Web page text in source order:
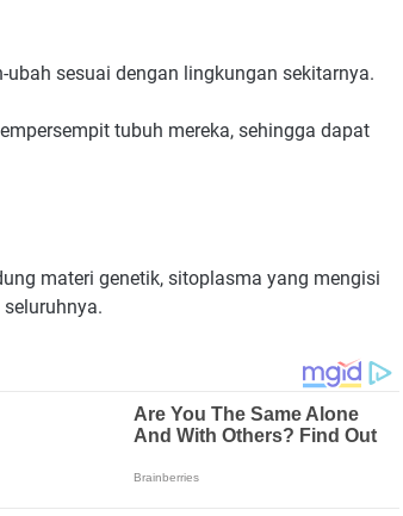
sesuai dengan lingkungan sekitarnya.
tubuh mereka, sehingga dapat
materi genetik, sitoplasma yang mengisi